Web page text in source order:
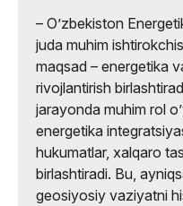
– Oʼzbekiston
juda muhim
maqsad – energetika
rivojlantirish
jarayonda muhim rol
energetika
hukumatlar, xalqaro
birlashtiradi. Bu,
geosiyosiy vaziyatni